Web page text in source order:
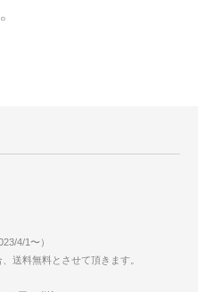
4/1〜）
送料無料とさせて頂きます。